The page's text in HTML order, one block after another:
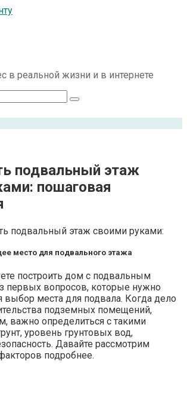
в реальной жизни и в интернете
подвальный этаж
пошаговая
место для подвального этажа
построить дом с подвальным
первых вопросов, которые нужно
выбор места для подвала. Когда дело
подземных помещений,
важно определиться с такими
уровень грунтовых вод,
Давайте рассмотрим
подробнее.